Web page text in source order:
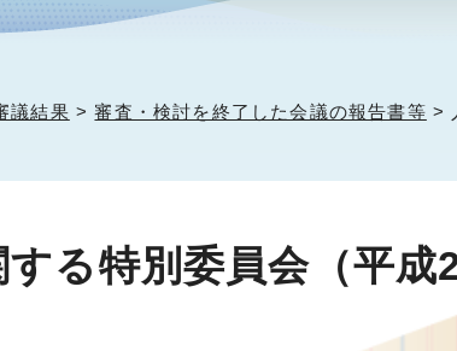
議結果 >審査・検討を終了した会議の報告書等 >
る特別委員会（平成